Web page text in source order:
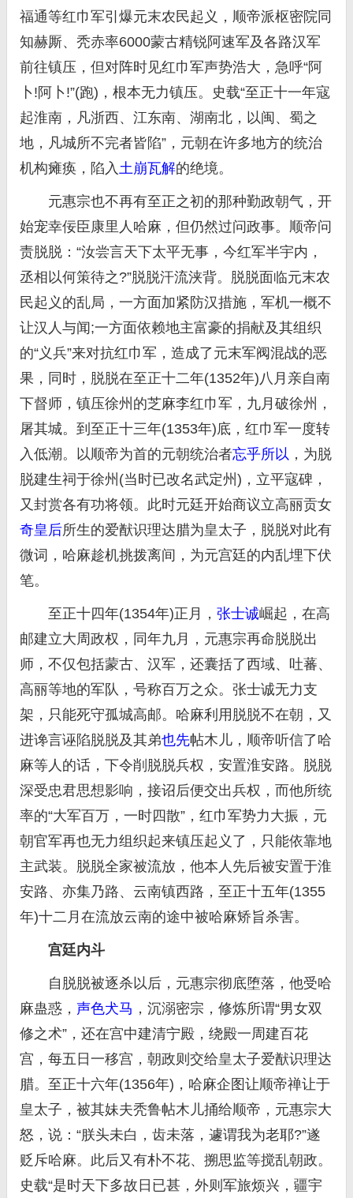
福通等红巾军引爆元末农民起义，顺帝派枢密院同
知赫厮、秃赤率6000蒙古精锐阿速军及各路汉军
前往镇压，但对阵时见红巾军声势浩大，急呼“阿
卜!阿卜!”(跑)，根本无力镇压。史载“至正十一年寇
起淮南，凡浙西、江东南、湖南北，以闽、蜀之
地，凡城所不完者皆陷”，元朝在许多地方的统治
机构瘫痪，陷入土崩瓦解的绝境。
元惠宗也不再有至正之初的那种勤政朝气，开
始宠幸佞臣康里人哈麻，但仍然过问政事。顺帝问
责脱脱：“汝尝言天下太平无事，今红军半宇内，
丞相以何策待之?”脱脱汗流浃背。脱脱面临元末农
民起义的乱局，一方面加紧防汉措施，军机一概不
让汉人与闻;一方面依赖地主富豪的捐献及其组织
的“义兵”来对抗红巾军，造成了元末军阀混战的恶
果，同时，脱脱在至正十二年(1352年)八月亲自南
下督师，镇压徐州的芝麻李红巾军，九月破徐州，
屠其城。到至正十三年(1353年)底，红巾军一度转
入低潮。以顺帝为首的元朝统治者忘乎所以 ，为脱
脱建生祠于徐州(当时已改名武定州)，立平寇碑，
又封赏各有功将领。此时元廷开始商议立高丽贡女
奇皇后所生的爱猷识理达腊为皇太子，脱脱对此有
微词，哈麻趁机挑拨离间，为元宫廷的内乱埋下伏
笔。
至正十四年(1354年)正月， 张士诚崛起，在高
邮建立大周政权，同年九月，元惠宗再命脱脱出
师，不仅包括蒙古、汉军，还囊括了西域、吐蕃、
高丽等地的军队，号称百万之众。张士诚无力支
架，只能死守孤城高邮。哈麻利用脱脱不在朝，又
进谗言诬陷脱脱及其弟也先帖木儿，顺帝听信了哈
麻等人的话，下令削脱脱兵权，安置淮安路。脱脱
深受忠君思想影响，接诏后便交出兵权，而他所统
率的“大军百万，一时四散”，红巾军势力大振，元
朝官军再也无力组织起来镇压起义了，只能依靠地
主武装。脱脱全家被流放，他本人先后被安置于淮
安路、亦集乃路、云南镇西路，至正十五年(1355
年)十二月在流放云南的途中被哈麻矫旨杀害。
宫廷内斗
自脱脱被逐杀以后，元惠宗彻底堕落，他受哈
麻蛊惑， 声色犬马 ，沉溺密宗，修炼所谓“男女双
修之术”，还在宫中建清宁殿，绕殿一周建百花
宫，每五日一移宫，朝政则交给皇太子爱猷识理达
腊。至正十六年(1356年)，哈麻企图让顺帝禅让于
皇太子，被其妹夫秃鲁帖木儿捅给顺帝，元惠宗大
怒，说：“朕头未白，齿未落，遽谓我为老耶?”遂
贬斥哈麻。此后又有朴不花、搠思监等搅乱朝政。
史载“是时天下多故日已甚，外则军旅烦兴，疆宇